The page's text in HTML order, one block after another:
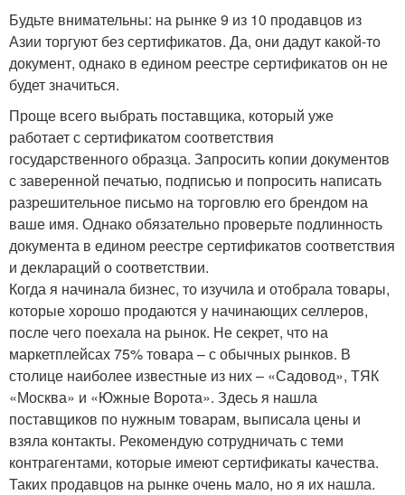
Будьте внимательны: на рынке 9 из 10 продавцов из
Азии торгуют без сертификатов. Да, они дадут какой-то
документ, однако в едином реестре сертификатов он не
будет значиться.
Проще всего выбрать поставщика, который уже
работает с сертификатом соответствия
государственного образца. Запросить копии документов
с заверенной печатью, подписью и попросить написать
разрешительное письмо на торговлю его брендом на
ваше имя. Однако обязательно проверьте подлинность
документа в едином реестре сертификатов соответствия
и деклараций о соответствии.
Когда я начинала бизнес, то изучила и отобрала товары,
которые хорошо продаются у начинающих селлеров,
после чего поехала на рынок. Не секрет, что на
маркетплейсах 75% товара – с обычных рынков. В
столице наиболее известные из них – «Садовод», ТЯК
«Москва» и «Южные Ворота». Здесь я нашла
поставщиков по нужным товарам, выписала цены и
взяла контакты. Рекомендую сотрудничать с теми
контрагентами, которые имеют сертификаты качества.
Таких продавцов на рынке очень мало, но я их нашла.